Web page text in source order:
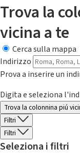
Trova la
vicina a te
Cerca sulla mappa
Indirizzo
Prova a inserire un
Digita e seleziona
Trova la colonnina piú
Filtri
Filtri
Seleziona i filtri